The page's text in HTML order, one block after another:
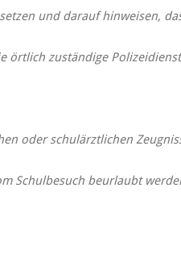
und darauf hinweisen,
örtlich zuständige
oder schulärztlichen
Schulbesuch beurlaubt